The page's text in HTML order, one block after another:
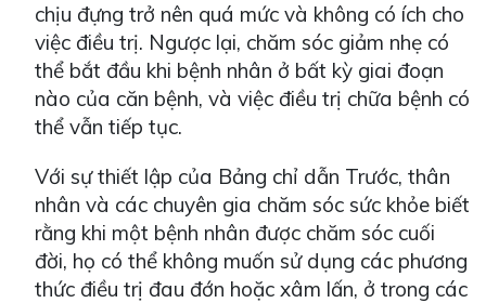
chịu đựng trở nên quá mức và không có ích cho
việc điều trị. Ngược lại, chăm sóc giảm nhẹ có
thể bắt đầu khi bệnh nhân ở bất kỳ giai đoạn
nào của căn bệnh, và việc điều trị chữa bệnh có
thể vẫn tiếp tục.
Với sự thiết lập của Bảng chỉ dẫn Trước, thân
nhân và các chuyên gia chăm sóc sức khỏe biết
rằng khi một bệnh nhân được chăm sóc cuối
đời, họ có thể không muốn sử dụng các phương
thức điều trị đau đớn hoặc xâm lấn, ở trong các